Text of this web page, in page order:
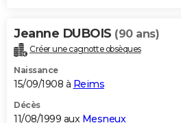
Jeanne DUBOIS (90 ans)
Créer une cagnotte obsèques
Naissance
15/09/1908 à Reims
Décès
11/08/1999 aux Mesneux